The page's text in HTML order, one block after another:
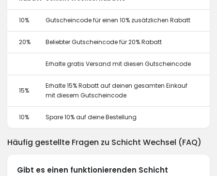
10% Gutscheincode für einen 10% zusätzlichen Rabatt
20% Beliebter Gutscheincode für 20% Rabatt
Erhalte gratis Versand mit diesen Gutscheincode
15%
Erhalte 15% Rabatt auf deinen gesamten Einkauf
mit diesem Gutscheincode
10% Spare 10% auf deine Bestellung
Häufig gestellte Fragen zu Schicht Wechsel (FAQ)
Gibt es einen funktionierenden Schicht